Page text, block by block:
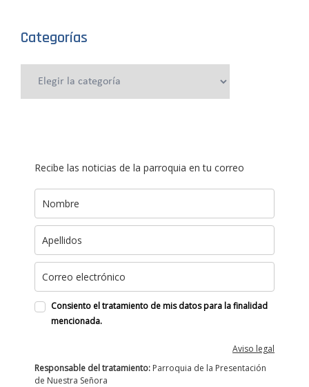
Categorías
Recibe las noticias de la parroquia en tu correo
Consiento el tratamiento de mis datos para la finalidad
mencionada.
Aviso legal
Responsable del tratamiento: Parroquia de la Presentación
de Nuestra Señora